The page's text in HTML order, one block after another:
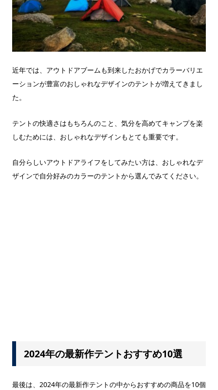
近年では、アウトドアブームも到来したおかげでカラーバリエ
ーションが豊富のおしゃれなデザインのテントが増えてきまし
た。
テントの快適さはもちろんのこと、気分を高めてキャンプを楽
しむためには、おしゃれなデザインもとても重要です。
自分らしいアウトドアライフをしてみたい方は、おしゃれなデ
ザインで自分好みのカラーのテントから選んでみてください。
2024年の最新作テントおすすめ10選
最後は、2024年の最新作テントの中からおすすめの商品を10個